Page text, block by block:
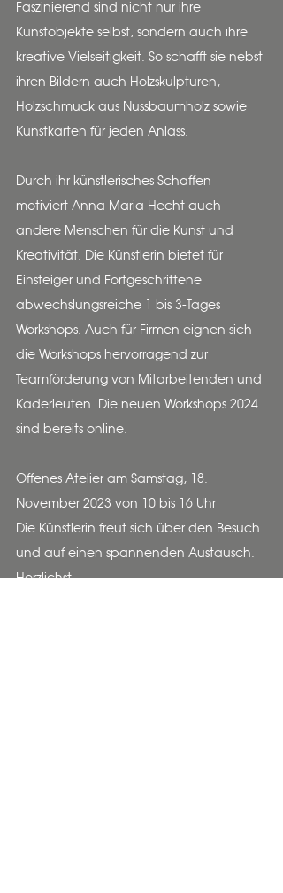
Faszinierend sind nicht nur ihre
Kunstobjekte selbst, sondern auch ihre
kreative Vielseitigkeit. So schafft sie nebst
ihren Bildern auch Holzskulpturen,
Holzschmuck aus Nussbaumholz sowie
Kunstkarten für jeden Anlass.
Durch ihr künstlerisches Schaffen
motiviert Anna Maria Hecht auch
andere Menschen für die Kunst und
Kreativität. Die Künstlerin bietet für
Einsteiger und Fortgeschrittene
abwechslungsreiche 1 bis 3-Tages
Workshops. Auch für Firmen eignen sich
die Workshops hervorragend zur
Teamförderung von Mitarbeitenden und
Kaderleuten. Die neuen Workshops 2024
sind bereits online.
Offenes Atelier am Samstag, 18.
November 2023 von 10 bis 16 Uhr
Die Künstlerin freut sich über den Besuch
und auf einen spannenden Austausch.
Herzlichst